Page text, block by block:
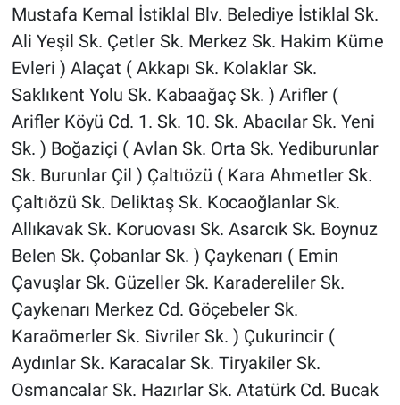
Mustafa Kemal İstiklal Blv. Belediye İstiklal Sk.
Ali Yeşil Sk. Çetler Sk. Merkez Sk. Hakim Küme
Evleri ) Alaçat ( Akkapı Sk. Kolaklar Sk.
Saklıkent Yolu Sk. Kabaağaç Sk. ) Arifler (
Arifler Köyü Cd. 1. Sk. 10. Sk. Abacılar Sk. Yeni
Sk. ) Boğaziçi ( Avlan Sk. Orta Sk. Yediburunlar
Sk. Burunlar Çil ) Çaltıözü ( Kara Ahmetler Sk.
Çaltıözü Sk. Deliktaş Sk. Kocaoğlanlar Sk.
Allıkavak Sk. Koruovası Sk. Asarcık Sk. Boynuz
Belen Sk. Çobanlar Sk. ) Çaykenarı ( Emin
Çavuşlar Sk. Güzeller Sk. Karadereliler Sk.
Çaykenarı Merkez Cd. Göçebeler Sk.
Karaömerler Sk. Sivriler Sk. ) Çukurincir (
Aydınlar Sk. Karacalar Sk. Tiryakiler Sk.
Osmancalar Sk. Hazırlar Sk. Atatürk Cd. Bucak